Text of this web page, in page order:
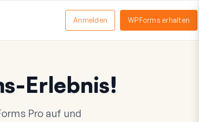
Anmelden WPForms erhalten
Erlebnis!
Pro auf und